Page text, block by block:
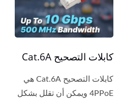
كابلات التصحيح Cat.6A
كابلات التصحيح Cat.6A هي
4PPoE ويمكن أن تقلل بشكل